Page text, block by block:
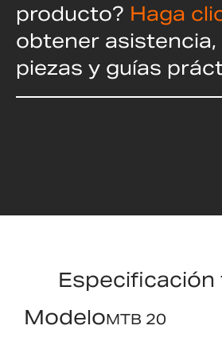
producto? Haga
obtener asistencia,
piezas y guías
Especificación
ModeloMTB 20